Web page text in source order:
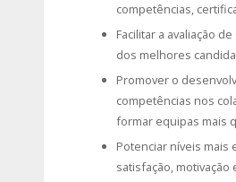
competências,
Facilitar a avaliação
dos melhores
Promover o
competências nos
formar equipas mais
Potenciar níveis mais
satisfação, motivação